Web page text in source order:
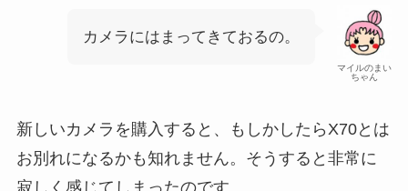
マイルのまい
ちゃん
カメラにはまってきておるの。
新しいカメラを購入すると、もしかしたらX70とは
お別れになるかも知れません。そうすると非常に